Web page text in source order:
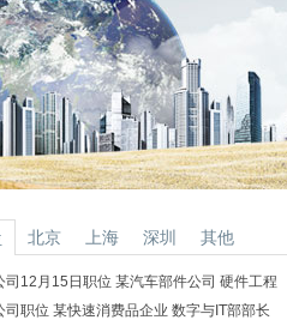
北京 上海 深圳 其他
司12月15日职位 某汽车部件公司 硬件工程
司职位 某快速消费品企业 数字与IT部部长